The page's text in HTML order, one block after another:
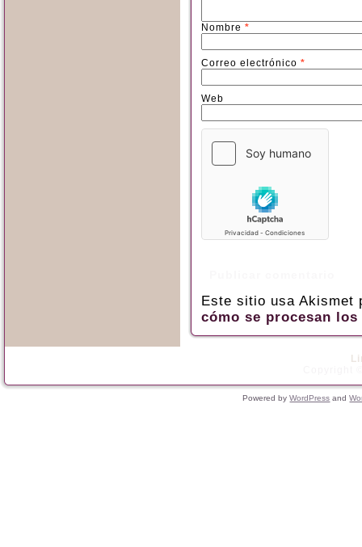
Nombre *
Correo electrónico *
Web
Este sitio usa
cómo se procesan
Powered byWordPress and